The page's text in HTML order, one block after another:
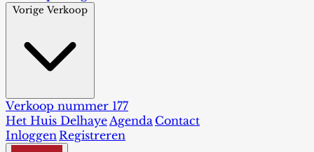
Vorige Verkoop
Verkoop nummer 177
Het Huis DelhayeAgenda Contact
InloggenRegistreren